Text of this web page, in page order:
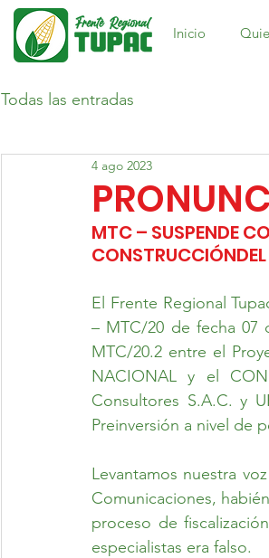
Inicio
Todas las entradas
4 ago 2023
MTC – SUSPENDE
CONSTRUCCIÓNDEL
El Frente Regional
– MTC/20 de fecha 07
MTC/20.2 entre el
NACIONAL y el
Consultores S.A.C. y
Preinversión a nivel de
Levantamos nuestra
Comunicaciones,
proceso de
especialistas era falso.